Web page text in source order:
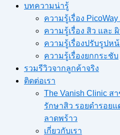
บทความน่ารู้
ความรู้เรื่อง
ความรู้เรื่อง สิว และ
ความรู้เรื่องปรับรูปห
ความรู้เรื่องยกกระชับ
รวมรีวิวจากลูกค้าจริง
ติดต่อเรา
The Vanish Clinic ส
รักษาสิว รอยดำรอย
ลาดพร้าว
เกี่ยวกับเรา